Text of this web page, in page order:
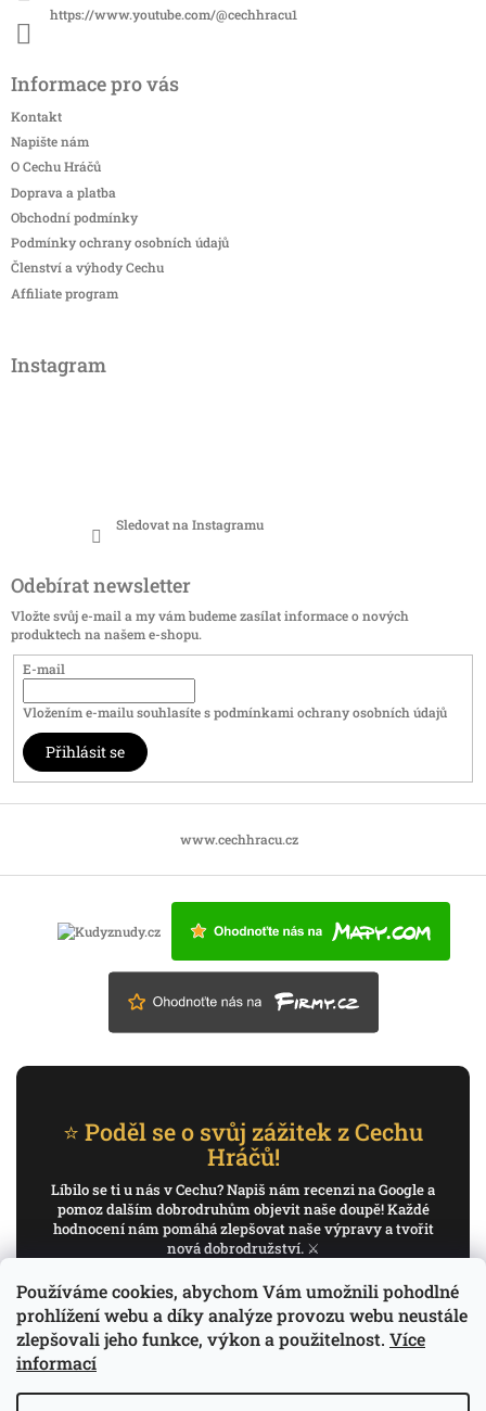
Používáme cookies, abychom Vám umožnili pohodlné
prohlížení webu a díky analýze provozu webu neustále
zlepšovali jeho funkce, výkon a použitelnost. Více
informací
https://www.youtube.com/@cechhracu1
Informace pro vás
Kontakt
Napište nám
O Cechu Hráčů
Doprava a platba
Obchodní podmínky
Podmínky ochrany osobních údajů
Členství a výhody Cechu
Affiliate program
Instagram
Sledovat na Instagramu
Odebírat newsletter
Vložte svůj e-mail a my vám budeme zasílat informace o nových
produktech na našem e-shopu.
E-mail
Vložením e-mailu souhlasíte spodmínkami ochrany osobních údajů
Přihlásit se
www.cechhracu.cz
⭐ Poděl se o svůj zážitek z Cechu
Hráčů!
Líbilo se ti u nás v Cechu? Napiš nám recenzi na Google a
pomoz dalším dobrodruhům objevit naše doupě! Každé
hodnocení nám pomáhá zlepšovat naše výpravy a tvořit
nová dobrodružství. ⚔️
✍️ Napiš recenzi na Google
Děkujeme, že pomáháš psát příběh Cechu Hráčů.